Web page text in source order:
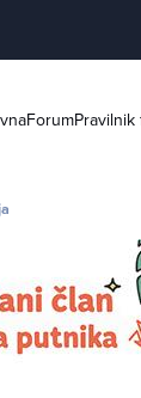
ForumPravilnik